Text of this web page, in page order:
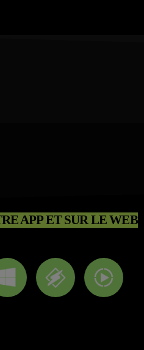
APP ET SUR LE WEB